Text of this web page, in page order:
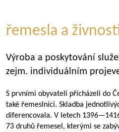
řemesla a
Výroba a poskytování
zejm. individuálním
S prvními obyvateli přicházeli do
také řemeslníci. Skladba
diferencovala. V letech
73 druhů řemesel, kterými se